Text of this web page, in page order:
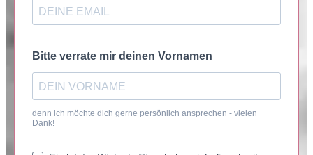
Bitte verrate mir deinen Vornamen
denn ich möchte dich gerne persönlich ansprechen - vielen
Dank!